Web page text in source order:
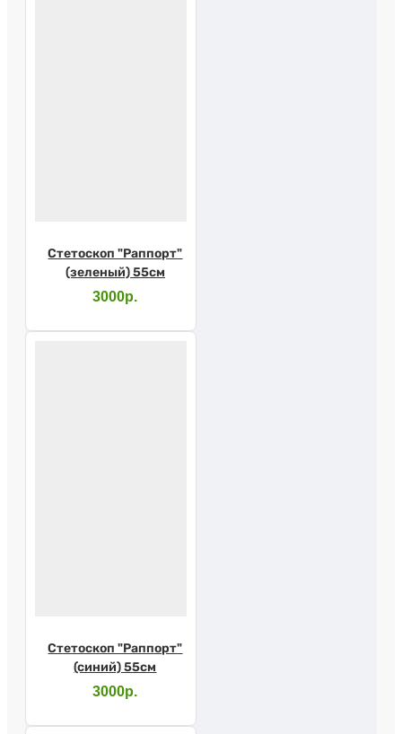
Стетоскоп "Раппорт"
(зеленый) 55см
3000р.
Стетоскоп "Раппорт"
(синий) 55см
3000р.